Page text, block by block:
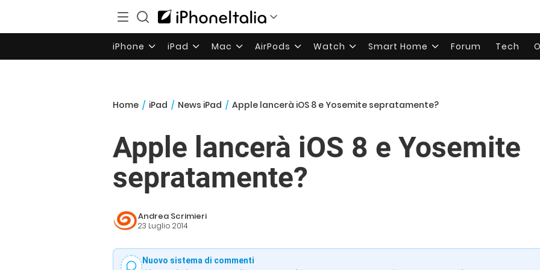
iPhone iPad Mac AirPods Watch Smart Home Forum Tech
Home / iPad / News iPad / Apple lancerà iOS 8 e Yosemite sepratamente?
Apple lancerà iOS 8 e Yosemite
sepratamente?
Andrea Scrimieri
23 Luglio 2014
Nuovo sistema di commenti